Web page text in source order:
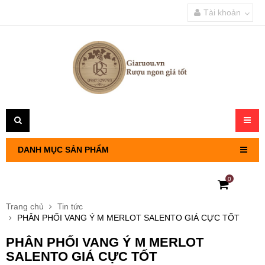
Tài khoản
DANH MỤC SẢN PHẨM
RƯỢU VANG CHILE
RƯỢU VANG Ý
0
Trang chủ
Tin tức
PHÂN PHỐI VANG Ý M MERLOT SALENTO GIÁ CỰC TỐT
PHÂN PHỐI VANG Ý M MERLOT
SALENTO GIÁ CỰC TỐT